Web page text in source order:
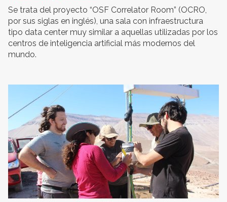
Se trata del proyecto “OSF Correlator Room” (OCRO,
por sus siglas en inglés), una sala con infraestructura
tipo data center muy similar a aquellas utilizadas por los
centros de inteligencia artificial más modernos del
mundo.